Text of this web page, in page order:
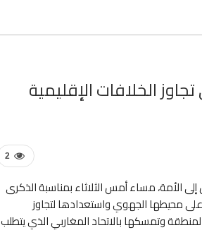
الخلافات الإقليمية
2
الأمة، مساء أمس الثلاثاء بمناسبة الذكرى
على محيطها الجهوي واستعدادها لتجاوز
وتمسكها بالاتحاد المغاربي الذي يتطلب